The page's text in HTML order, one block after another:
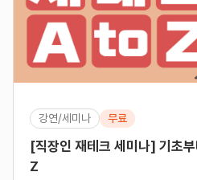
강연/세미나 무료
[직장인 재테크 세미나] 기초
Z